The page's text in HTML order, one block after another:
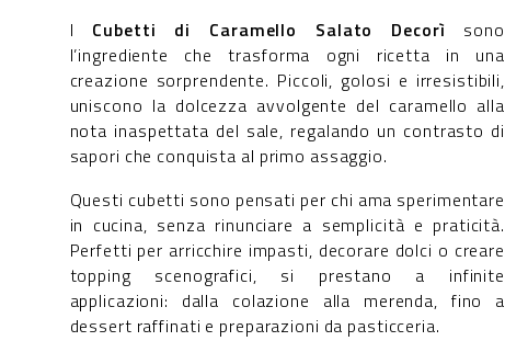
I Cubetti di Caramello Salato Decorì sono
l’ingrediente che trasforma ogni ricetta in una
creazione sorprendente. Piccoli, golosi e irresistibili,
uniscono la dolcezza avvolgente del caramello alla
nota inaspettata del sale, regalando un contrasto di
sapori che conquista al primo assaggio.
Questi cubetti sono pensati per chi ama sperimentare
in cucina, senza rinunciare a semplicità e praticità.
Perfetti per arricchire impasti, decorare dolci o creare
topping scenografici, si prestano a infinite
applicazioni: dalla colazione alla merenda, fino a
dessert raffinati e preparazioni da pasticceria.